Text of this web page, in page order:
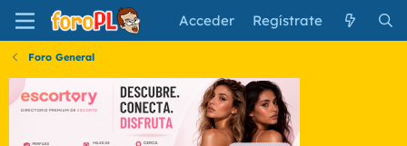
Acceder Regístrate
Foro General